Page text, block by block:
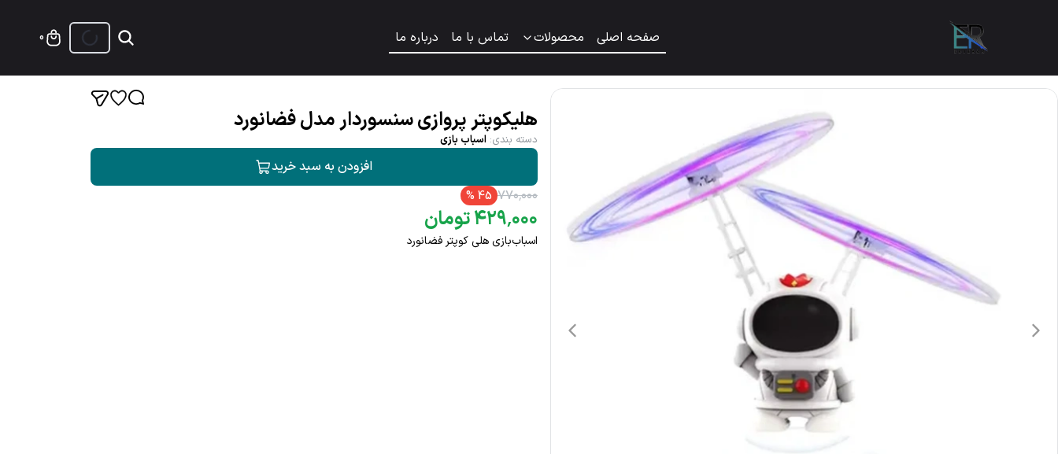
صفحه اصلی محصولات تماس با ما درباره ما 0
هلیکوپتر پروازی سنسوردار مدل فضانورد
دسته بندی: اسباب بازی
افزودن به سبد خرید
۷۷۰٬۰۰۰ 45
%
۴۲۹٬۰۰۰ تومان
اسباب‌بازی هلی کوپتر فضانورد